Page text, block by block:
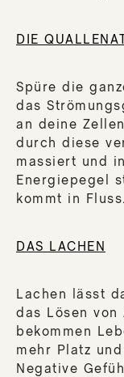
DIE
Spüre die
das
an deine
durch diese
massiert und
Energiepegel
kommt in Fluss.
DAS LACHEN
Lachen lässt
das Lösen von
bekommen
mehr Platz
Negative